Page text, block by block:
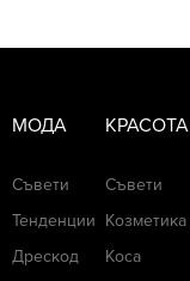
МОДА
Съвети
Тенденции
Дрескод
КРАСОТА
Съвети
Козметика
Коса